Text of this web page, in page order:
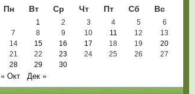
Пн
Вт Ср Чт Пт Сб Вс
1 2 3 4 5
6
7
8 9 10 11 12
13
14
15 16 17 18 19
20
21
22 23 24 25 26
27
28
29 30
« Окт Дек »